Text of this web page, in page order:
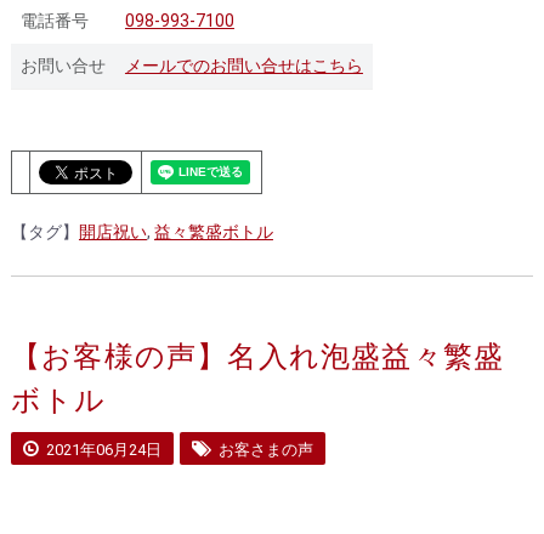
電話番号 098-993-7100
お問い合せ メールでのお問い合せはこちら
【タグ】 開店祝い, 益々繁盛ボトル
【お客様の声】名入れ泡盛益々繁盛
ボトル
2021年06月24日 お客さまの声